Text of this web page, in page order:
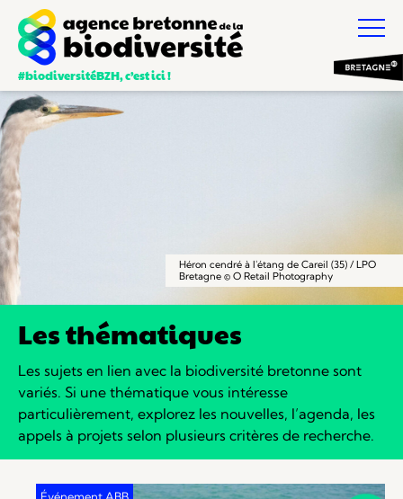
#biodiversitéBZH, c’est ici !
Héron cendré à l'étang de Careil (35) / LPO
Bretagne © O Retail Photography
Les thématiques
Les sujets en lien avec la biodiversité bretonne sont
variés. Si une thématique vous intéresse
particulièrement, explorez les nouvelles, l’agenda, les
appels à projets selon plusieurs critères de recherche.